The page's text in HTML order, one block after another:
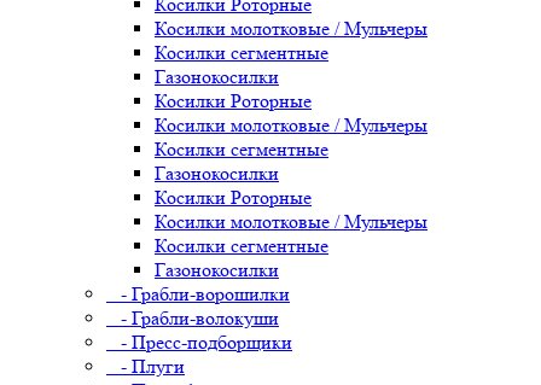
Косилки молотковые / Мульчеры
Косилки сегментные
Газонокосилки
Косилки Роторные
Косилки молотковые / Мульчеры
Косилки сегментные
Газонокосилки
Косилки Роторные
Косилки молотковые / Мульчеры
Косилки сегментные
Газонокосилки
- Грабли-ворошилки
- Грабли-волокуши
- Пресс-подборщики
- Плуги